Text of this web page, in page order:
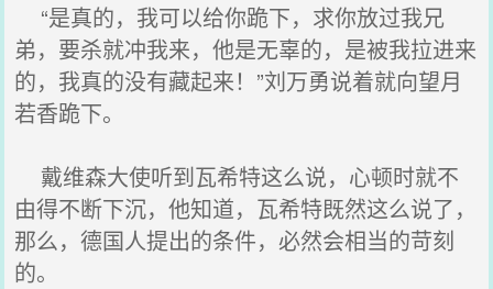
“是真的，我可以给你跪下，求你放过我兄
弟，要杀就冲我来，他是无辜的，是被我拉进来
的，我真的没有藏起来！”刘万勇说着就向望月
若香跪下。
戴维森大使听到瓦希特这么说，心顿时就不
由得不断下沉，他知道，瓦希特既然这么说了，
那么，德国人提出的条件，必然会相当的苛刻
的。